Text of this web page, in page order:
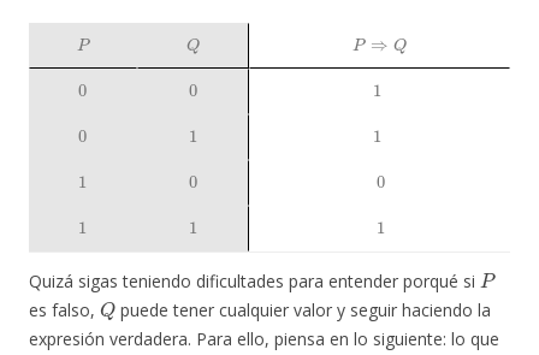
P Q P⇒
0
0
1
0
1
1
1
0
0
1
1 1
Quizá sigas teniendo dificultades para entender porqué si
P
es falso,
Q
puede tener cualquier valor y seguir haciendo la
expresión verdadera. Para ello, piensa en lo siguiente: lo que